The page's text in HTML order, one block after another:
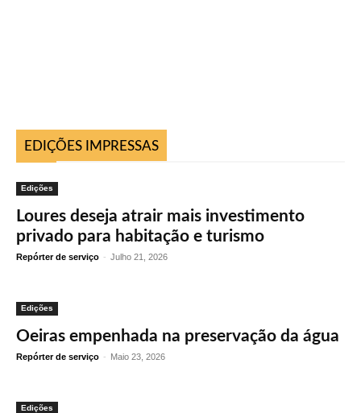
EDIÇÕES IMPRESSAS
Edições
Loures deseja atrair mais investimento
privado para habitação e turismo
Repórter de serviço - Julho 21, 2026
Edições
Oeiras empenhada na preservação da água
Repórter de serviço - Maio 23, 2026
Edições